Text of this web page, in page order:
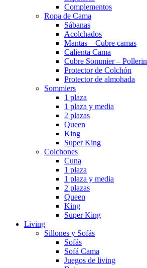
Complementos
Ropa de Cama
Sábanas
Acolchados
Mantas – Cubre camas
Calienta Cama
Cubre Sommier – Pollerin
Protector de Colchón
Protector de almohada
Sommiers
1 plaza
1 plaza y media
2 plazas
Queen
King
Super King
Colchones
Cuna
1 plaza
1 plaza y media
2 plazas
Queen
King
Super King
Living
Sillones y Sofás
Sofás
Sofá Cama
Juegos de living